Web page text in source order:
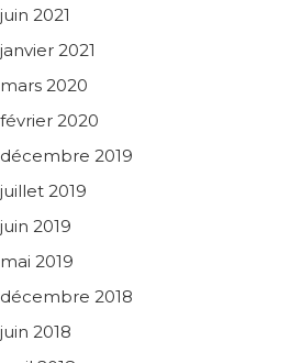
juin 2021
janvier 2021
mars 2020
février 2020
décembre 2019
juillet 2019
juin 2019
mai 2019
décembre 2018
juin 2018